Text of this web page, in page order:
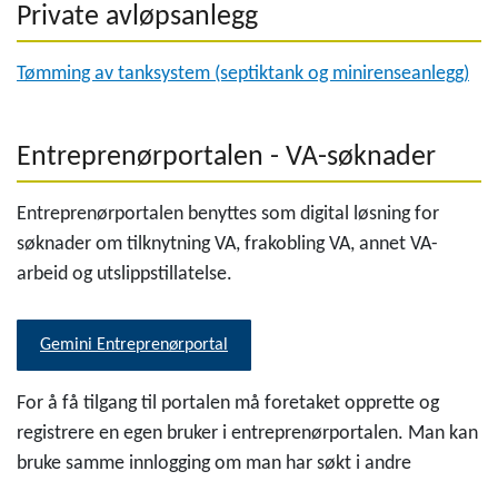
Private avløpsanlegg
Tømming av tanksystem (septiktank og minirenseanlegg)
Entreprenørportalen - VA-søknader
Entreprenørportalen benyttes som digital løsning for
søknader om tilknytning VA, frakobling VA, annet VA-
arbeid og utslippstillatelse.
Gemini Entreprenørportal
For å få tilgang til portalen må foretaket opprette og
registrere en egen bruker i entreprenørportalen. Man kan
bruke samme innlogging om man har søkt i andre